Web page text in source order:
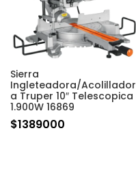
Sierra
Ingleteadora/Acolillador
a Truper 10″ Telescopica
1.900W 16869
$1389000